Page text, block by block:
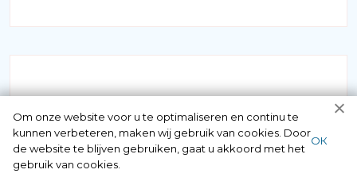
SLOTEN VERVANGEN
Om onze website voor u te optimaliseren en continu te
kunnen verbeteren, maken wij gebruik van cookies. Door
de website te blijven gebruiken, gaat u akkoord met het
gebruik van cookies.
ОК